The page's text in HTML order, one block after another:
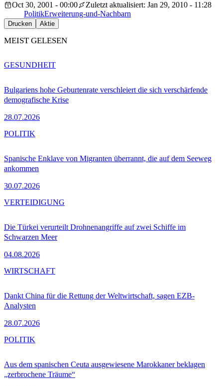
Oct 30, 2001 - 00:00
Zuletzt aktualisiert: Jan 29, 2010 - 11:28
PolitikErweiterung-und-Nachbarn
Drucken Aktie
MEIST GELESEN
Bulgariens hohe Geburtenrate verschleiert die sich verschärfende
demografische Krise
28.07.2026
GESUNDHEIT
Spanische Enklave von Migranten überrannt, die auf dem Seeweg
ankommen
30.07.2026
POLITIK
Die Türkei verurteilt Drohnenangriffe auf zwei Schiffe im
Schwarzen Meer
04.08.2026
VERTEIDIGUNG
Dankt China für die Rettung der Weltwirtschaft, sagen EZB-
Analysten
28.07.2026
WIRTSCHAFT
Aus dem spanischen Ceuta ausgewiesene Marokkaner beklagen
„zerbrochene Träume“
POLITIK